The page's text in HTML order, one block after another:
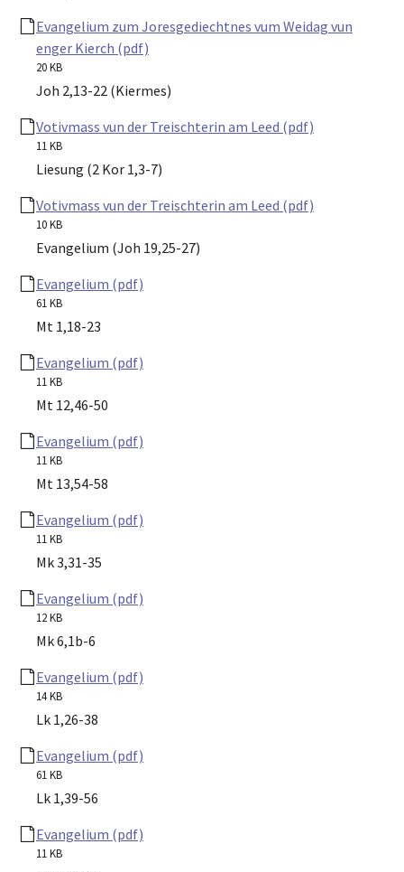
Evangelium zum Joresgediechtnes vum Weidag vun
enger Kierch (pdf)
20 KB
Joh 2,13-22 (Kiermes)
Votivmass vun der Treischterin am Leed (pdf)
11 KB
Liesung (2 Kor 1,3-7)
Votivmass vun der Treischterin am Leed (pdf)
10 KB
Evangelium (Joh 19,25-27)
Evangelium (pdf)
61 KB
Mt 1,18-23
Evangelium (pdf)
11 KB
Mt 12,46-50
Evangelium (pdf)
11 KB
Mt 13,54-58
Evangelium (pdf)
11 KB
Mk 3,31-35
Evangelium (pdf)
12 KB
Mk 6,1b-6
Evangelium (pdf)
14 KB
Lk 1,26-38
Evangelium (pdf)
61 KB
Lk 1,39-56
Evangelium (pdf)
11 KB